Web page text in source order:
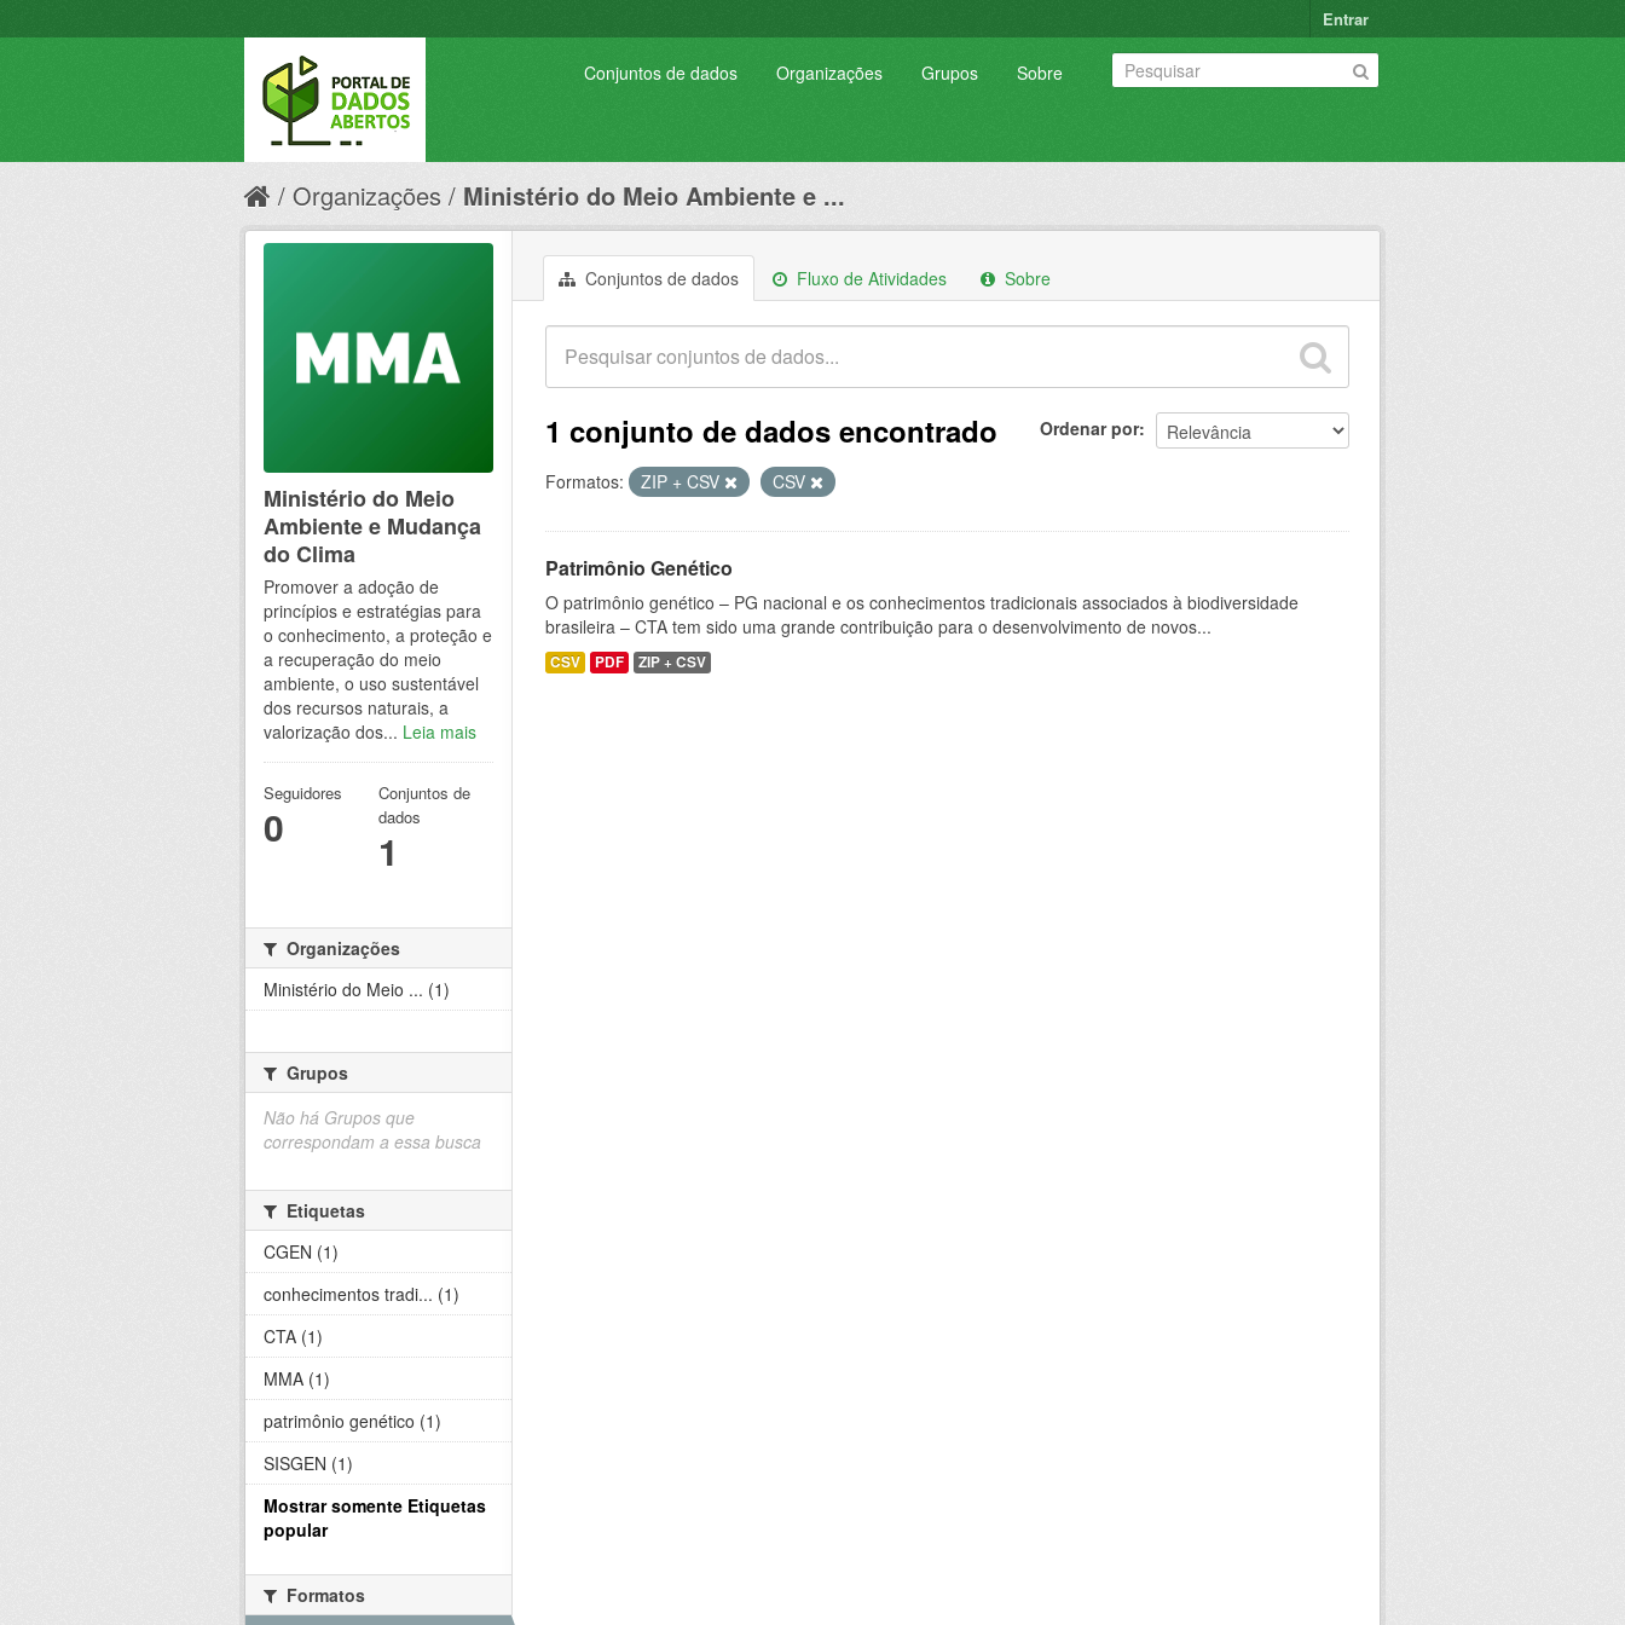
Entrar
Conjuntos de dados Organizações Grupos Sobre
Organizações Ministério do Meio Ambiente e ...
Conjuntos de dados Fluxo de Atividades Sobre
Ordenar por
1 conjunto de dados encontrado
Formatos: ZIP + CSV CSV
Patrimônio Genético
O patrimônio genético – PG nacional e os conhecimentos tradicionais associados à biodiversidade
brasileira – CTA tem sido uma grande contribuição para o desenvolvimento de novos...
CSV PDF ZIP + CSV
Ministério do Meio
Ambiente e Mudança
do Clima
Promover a adoção de
princípios e estratégias para
o conhecimento, a proteção e
a recuperação do meio
ambiente, o uso sustentável
dos recursos naturais, a
valorização dos... Leia mais
Seguidores
0
Conjuntos de
dados
1
Organizações
Ministério do Meio ... (1)
Grupos
Não há Grupos que
correspondam a essa busca
Etiquetas
CGEN (1)
conhecimentos tradi... (1)
CTA (1)
MMA (1)
patrimônio genético (1)
SISGEN (1)
Mostrar somente Etiquetas
popular
Formatos